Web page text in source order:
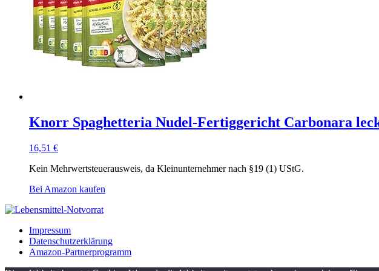
Knorr Spaghetteria Nudel-Fertiggericht Carbonara
16,51 €
Kein Mehrwertsteuerausweis, da Kleinunternehmer nach §19 (1) UStG.
Bei Amazon kaufen
Impressum
Datenschutzerklärung
Amazon-Partnerprogramm